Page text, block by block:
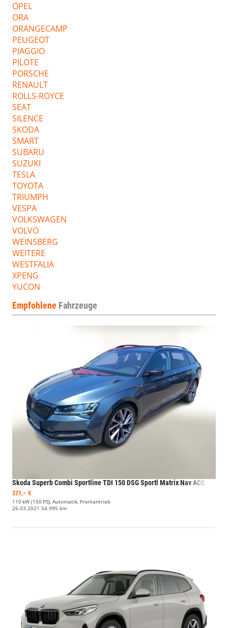
OPEL
ORA
ORANGECAMP
PEUGEOT
PIAGGIO
PILOTE
PORSCHE
RENAULT
ROLLS-ROYCE
SEAT
SILENCE
SKODA
SMART
SUBARU
SUZUKI
TESLA
TOYOTA
TRIUMPH
VESPA
VOLKSWAGEN
VOLVO
WEINSBERG
WEITERE
WESTFALIA
XPENG
YUCON
Empfohlene Fahrzeuge
Skoda Superb Combi Sportline TDI 150 DSG Sportl Matrix Nav ACC
371,– €
110 kW (150 PS), Automatik, Frontantrieb
26.03.2021 54.995 km